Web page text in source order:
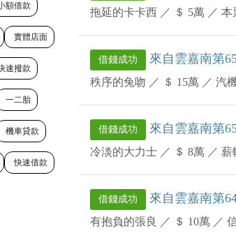
拖延的卡卡西 ／ ＄ 5萬 ／ 本
借錢成功 來自雲嘉南第
秩序的兔吻 ／ ＄ 15萬 ／ 汽
借錢成功 來自雲嘉南第
冷淡的大力士 ／ ＄ 8萬 ／ 薪
借錢成功 來自雲嘉南第
有抱負的張良 ／ ＄ 10萬 ／
額借款
實體店面
速撥款
一二胎
機車貸款
快速借款